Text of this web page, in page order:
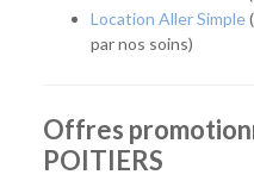
Notre agence met à votre
pour répondre à tous les
quotidien.
Routières, SUV et
ou les vacances.
Location Aller Simple
par nos soins)
Offres
POITIERS